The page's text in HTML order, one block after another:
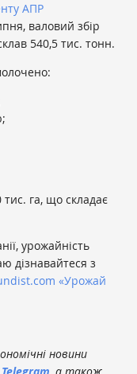
АПР
валовий збір
540,5 тис. тонн.
тис. га, що складає
урожайність
дізнавайтеся з
«Урожай
новини